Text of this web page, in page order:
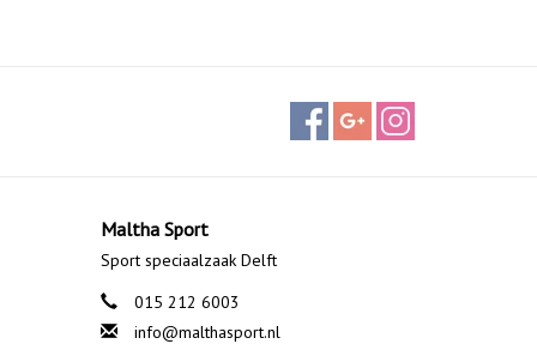
Maltha Sport
Sport speciaalzaak Delft
015 212 6003
info@malthasport.nl